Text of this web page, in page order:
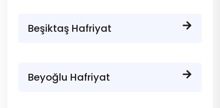
Beşiktaş Hafriyat
Beyoğlu Hafriyat